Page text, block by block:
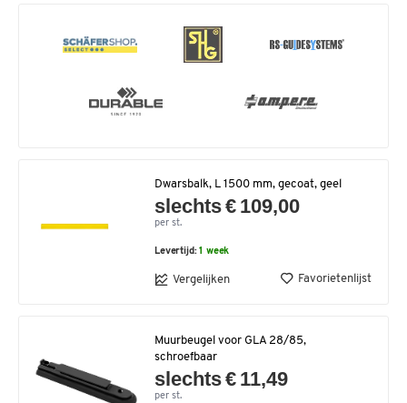
Dwarsbalk, L 1500 mm, gecoat, geel
slechts € 109,00
per st.
Levertijd:1 week
Vergelijken Favorietenlijst
Muurbeugel voor GLA 28/85,
schroefbaar
slechts € 11,49
per st.